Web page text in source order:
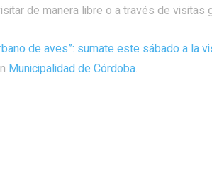
de manera libre o a través de visitas
de aves”: sumate este sábado a la
Municipalidad de Córdoba.